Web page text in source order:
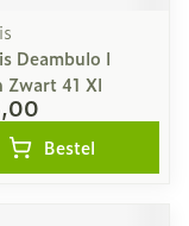
Deambulo l
Zwart 41 Xl
Bestel